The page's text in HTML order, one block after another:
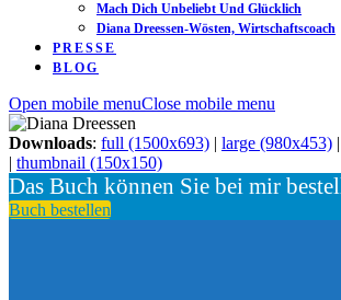
Mach Dich Unbeliebt Und Glücklich
Diana Dreessen-Wösten, Wirtschaftscoach
PRESSE
BLOG
Open mobile menuClose mobile menu
Downloads: full (1500x693) | large (980x453) |
| thumbnail (150x150)
Das Buch können Sie bei mir
Buch bestellen